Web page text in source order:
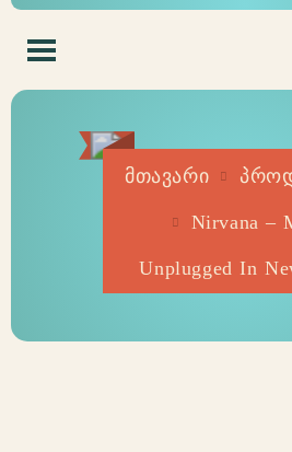
მთავარი
Nirvana –
Unplugged In